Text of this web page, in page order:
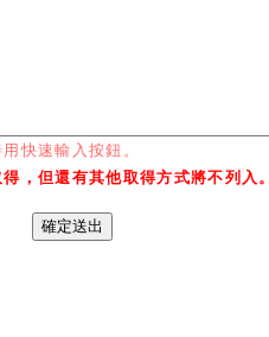
快速輸入按鈕。
，但還有其他取得方式將不列入。